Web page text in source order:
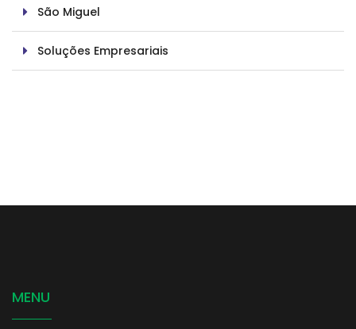
São Miguel
Soluções Empresariais
MENU